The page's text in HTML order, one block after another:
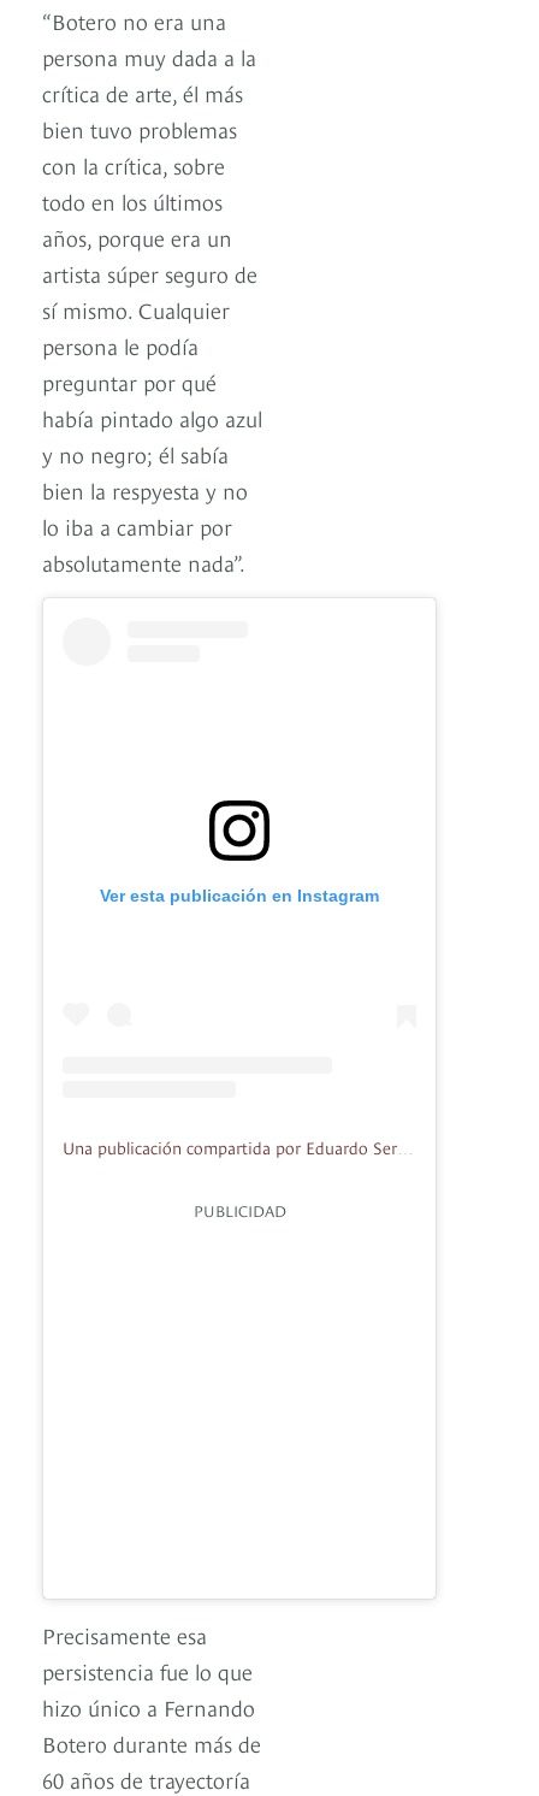
“Botero no era una
persona muy dada a la
crítica de arte, él más
bien tuvo problemas
con la crítica, sobre
todo en los últimos
años, porque era un
artista súper seguro de
sí mismo. Cualquier
persona le podía
preguntar por qué
había pintado algo azul
y no negro; él sabía
bien la respyesta y no
lo iba a cambiar por
absolutamente nada”.
Ver esta publicación en Instagram
PUBLICIDAD
Precisamente esa
persistencia fue lo que
hizo único a Fernando
Botero durante más de
60 años de trayectoría